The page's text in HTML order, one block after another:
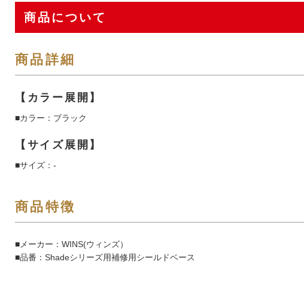
商品について
商品詳細
【カラー展開】
■カラー：ブラック
【サイズ展開】
■サイズ：-
商品特徴
■メーカー：WINS(ウィンズ）
■品番：Shadeシリーズ用補修用シールドベース